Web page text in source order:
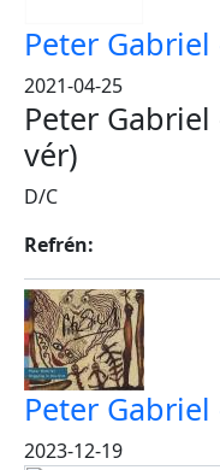
Peter
2021-04-25
Peter Gabriel
vér)
D/C
Refrén:
Peter
2023-12-19